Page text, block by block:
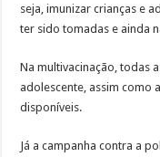
seja, imunizar crianças e
ter sido tomadas e ainda
Na multivacinação, todas
adolescente, assim como
disponíveis.
Já a campanha contra a